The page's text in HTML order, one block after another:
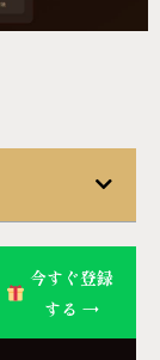
今すぐ登録
する →